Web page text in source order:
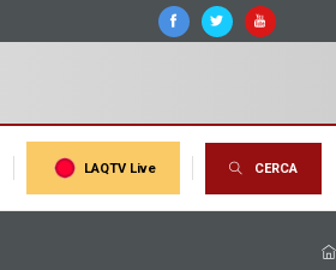
LAQTV Live CERCA